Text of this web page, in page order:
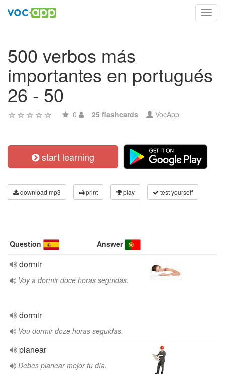
500 verbos más
importantes en portugués
26 - 50
0 25 flashcards VocApp
start learning
download mp3 print play test yourself
Question Answer
dormir
Voy a dormir doce horas seguidas.
dormir
Vou dormir doze horas seguidas.
planear
Debes planear mejor tu día.